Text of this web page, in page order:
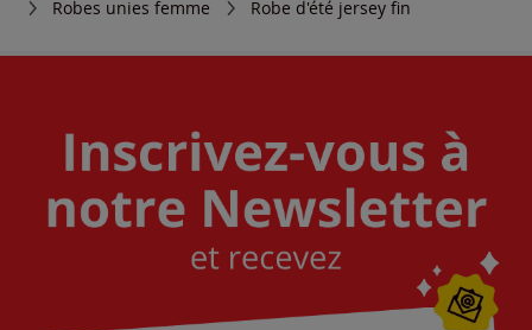
Robes unies femme
Robe d'été jersey fin